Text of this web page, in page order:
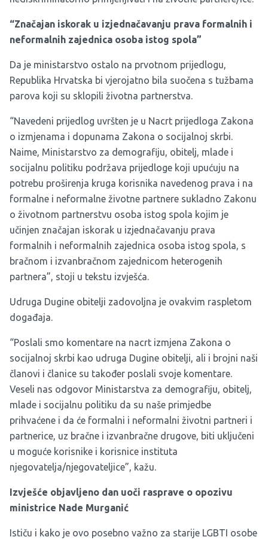
“Značajan iskorak u izjednačavanju prava formalnih i
neformalnih zajednica osoba istog spola”
Da je ministarstvo ostalo na prvotnom prijedlogu,
Republika Hrvatska bi vjerojatno bila suočena s tužbama
parova koji su sklopili životna partnerstva.
“Navedeni prijedlog uvršten je u Nacrt prijedloga Zakona
o izmjenama i dopunama Zakona o socijalnoj skrbi.
Naime, Ministarstvo za demografiju, obitelj, mlade i
socijalnu politiku podržava prijedloge koji upućuju na
potrebu proširenja kruga korisnika navedenog prava i na
formalne i neformalne životne partnere sukladno Zakonu
o životnom partnerstvu osoba istog spola kojim je
učinjen značajan iskorak u izjednačavanju prava
formalnih i neformalnih zajednica osoba istog spola, s
bračnom i izvanbračnom zajednicom heterogenih
partnera”, stoji u tekstu izvješća.
Udruga Dugine obitelji zadovoljna je ovakvim raspletom
događaja.
“Poslali smo komentare na nacrt izmjena Zakona o
socijalnoj skrbi kao udruga Dugine obitelji, ali i brojni naši
članovi i članice su također poslali svoje komentare.
Veseli nas odgovor Ministarstva za demografiju, obitelj,
mlade i socijalnu politiku da su naše primjedbe
prihvaćene i da će formalni i neformalni životni partneri i
partnerice, uz bračne i izvanbračne drugove, biti uključeni
u moguće korisnike i korisnice instituta
njegovatelja/njegovateljice”, kažu.
Izvješće objavljeno dan uoči rasprave o opozivu
ministrice Nade Murganić
Ističu i kako je ovo posebno važno za starije LGBTI osobe